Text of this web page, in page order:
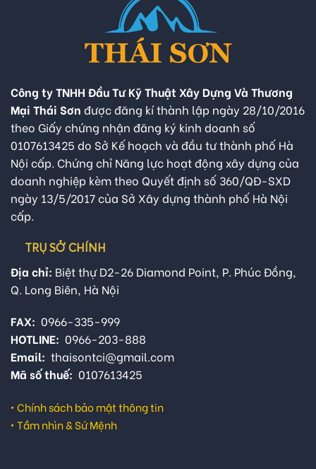
Công ty TNHH Đầu Tư Kỹ Thuật Xây Dựng Và Thương
Mại Thái Sơn được đăng kí thành lập ngày 28/10/2016
theo Giấy chứng nhận đăng ký kinh doanh số
0107613425 do Sở Kế hoạch và đầu tư thành phố Hà
Nội cấp. Chứng chỉ Năng lực hoạt động xây dựng của
doanh nghiệp kèm theo Quyết định số 360/QĐ-SXD
ngày 13/5/2017 của Sở Xây dựng thành phố Hà Nội
cấp.
TRỤ SỞ CHÍNH
Địa chỉ: Biệt thự D2-26 Diamond Point, P. Phúc Đồng,
Q. Long Biên, Hà Nội
FAX: 0966-335-999
HOTLINE: 0966-203-888
Email: thaisontci@gmail.com
Mã số thuế: 0107613425
• Chính sách bảo mật thông tin
• Tầm nhìn & Sứ Mệnh